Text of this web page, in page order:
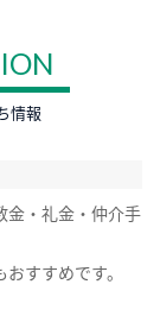
情報
金・礼金・仲介手
すすめです。